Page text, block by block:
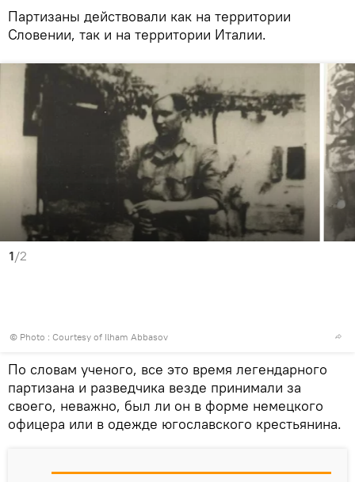
Партизаны действовали как на территории
Словении, так и на территории Италии.
1/2
© Photo : Courtesy of Ilham Abbasov
По словам ученого, все это время легендарного
партизана и разведчика везде принимали за
своего, неважно, был ли он в форме немецкого
офицера или в одежде югославского крестьянина.